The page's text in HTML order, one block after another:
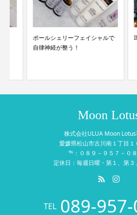
ポールシェリーフェイシャルで
自律神経が整う！
IN 大
Moon
株式会社ULUA Moon
愛媛県松山市古川南１丁目１
℡：０８９－９５７－０
定休日：毎週日曜・第１、第
TEL 089-